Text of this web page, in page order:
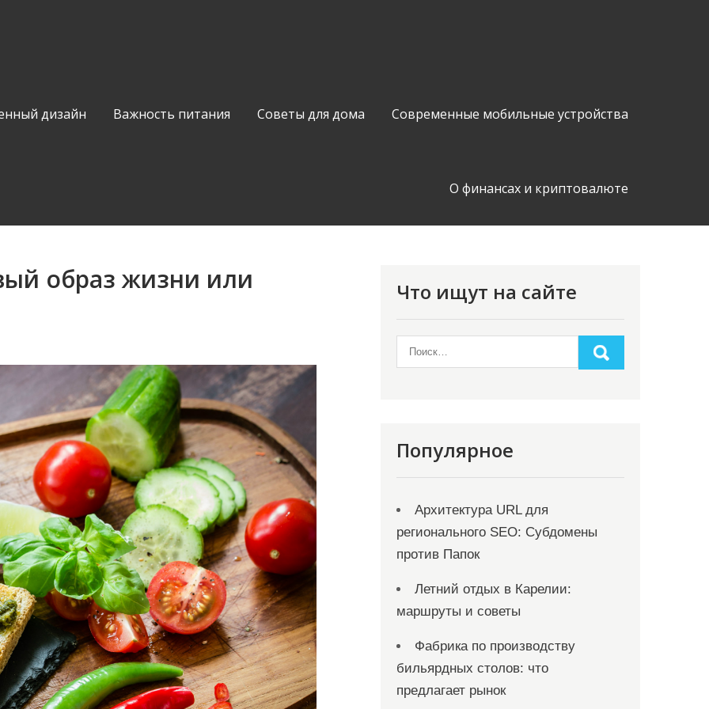
дизайн Важность питания Советы для дома Современные мобильные устройства
О финансах и криптовалюте
образ жизни или
Что ищут на сайте
Популярное
Архитектура URL для
регионального SEO: Субдомены
против Папок
Летний отдых в Карелии:
маршруты и советы
Фабрика по производству
бильярдных столов: что
предлагает рынок